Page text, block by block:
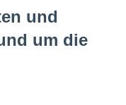
und
um die